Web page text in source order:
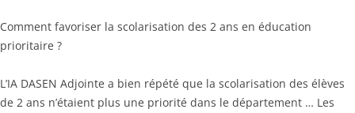
Comment favoriser la scolarisation des 2 ans en éducation
prioritaire ?
L’IA DASEN Adjointe a bien répété que la scolarisation des élèves
de 2 ans n’étaient plus une priorité dans le département … Les